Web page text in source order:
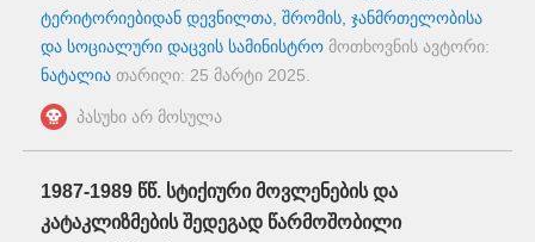
ტერიტორიებიდან დევნილთა, შრომის, ჯანმრთელობისა
და სოციალური დაცვის სამინისტრო მოთხოვნის ავტორი:
ნატალია თარიღი: 25 მარტი 2025
პასუხი არ მოსულა
1987-1989 წწ. სტიქიური მოვლენების და
კატაკლიზმების შედეგად წარმოშობილი